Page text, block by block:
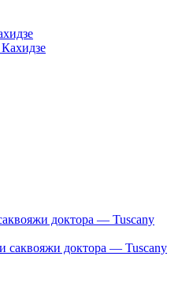
доктора — Tuscany